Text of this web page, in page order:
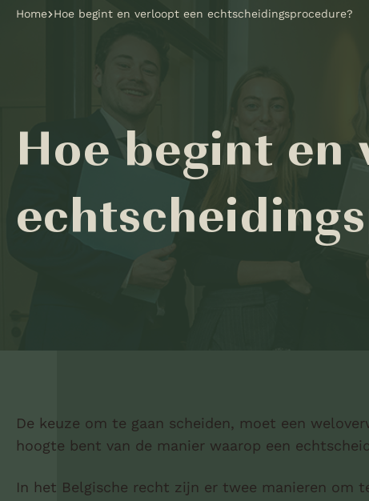
Home Hoe begint en verloopt een echtscheidingsprocedure?
Hoe begint en
De keuze om te gaan scheiden, moet een
hoogte bent van de manier waarop een
In het Belgische recht zijn er twee manieren om